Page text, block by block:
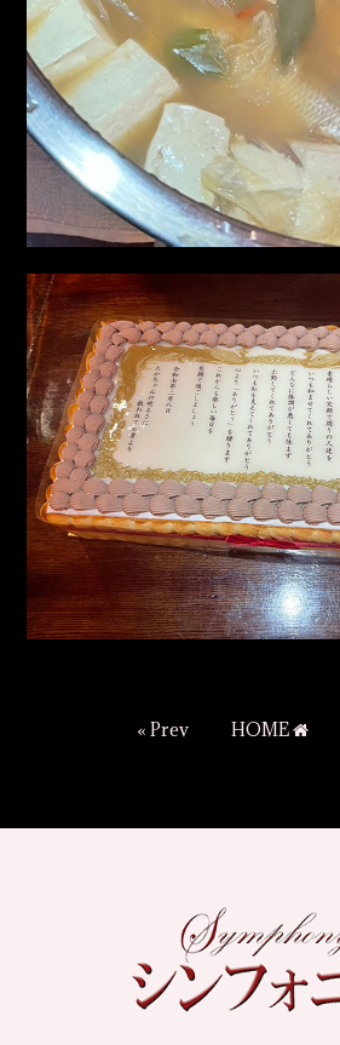
« Prev HOME